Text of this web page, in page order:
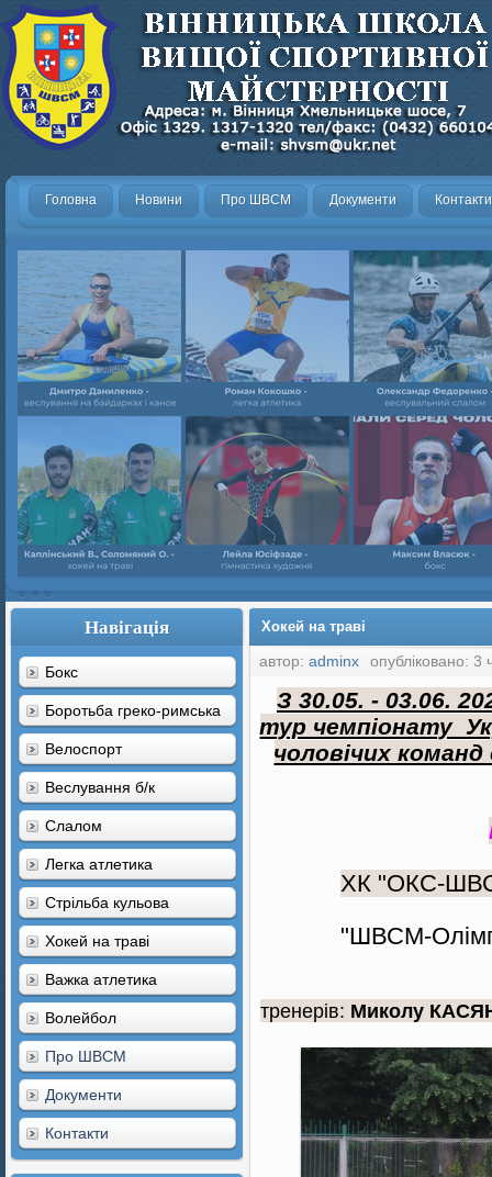
Головна Новини Про ШВСМ Документи Контакти
Навігація
Бокс
Боротьба греко-римська
Велоспорт
Веслування б/к
Cлалом
Легка атлетика
Стрільба кульова
Хокей на траві
Важка атлетика
Волейбол
Про ШВСМ
Документи
Контакти
Хокей на траві
автор: adminx опубліковано: 3
З 30.05. - 03.06.
тур чемпіонату
чоловічих
ХК "ОКС-
"ШВСМ-
тренерів: Миколу